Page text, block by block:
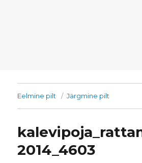
Eelmine pilt Järgmine pilt
2014_4603